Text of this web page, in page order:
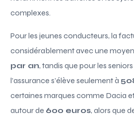
complexes.
Pour les jeunes conducteurs, la
considérablement avec une
par an, tandis que pour les
l’assurance s’élève seulement à
certaines marques comme Dacia
autour de 600 euros, alors que